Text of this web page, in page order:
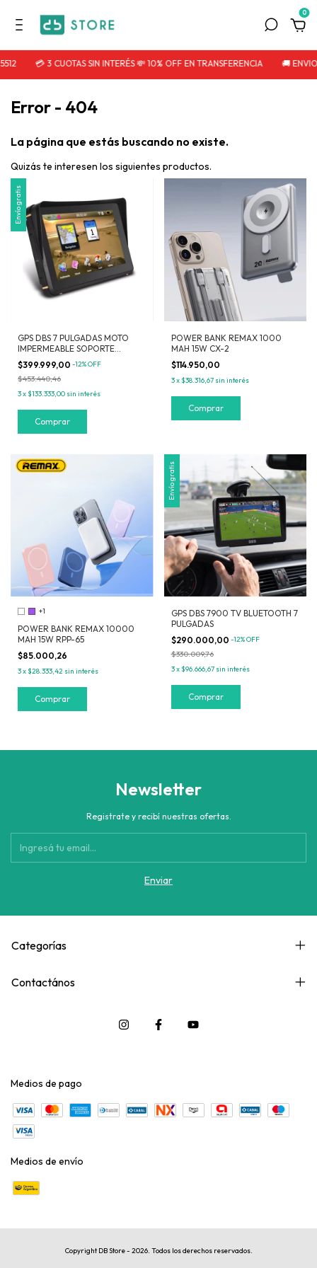
0
💳 3 CUOTAS SIN INTERÉS 💸 10% OFF EN TRANSFERENCIA 🚚
Error - 404
La página que estás buscando no existe.
Quizás te interesen los siguientes productos.
Envío gratis
GPS DBS 7 PULGADAS MOTO
IMPERMEABLE SOPORTE
REFORZADO MAPAS
MERCOSUR
$399.999,00 -12%OFF
$453.440,46
3x$133.333,00 sin interés
POWER BANK REMAX 1000
MAH 15W CX-2
$114.950,00
3x$38.316,67 sin interés
Comprar
+1
POWER BANK REMAX 10000
MAH 15W RPP-65
$85.000,26
3x$28.333,42 sin interés
Comprar
Envío gratis
GPS DBS 7900 TV BLUETOOTH 7
PULGADAS
$290.000,00 -12%OFF
$330.009,76
3x$96.666,67 sin interés
Newsletter
Registrate y recibí nuestras ofertas.
Categorías
Contactános
Medios de pago
Medios de envío
Copyright DB Store - 2026. Todos los derechos reservados.